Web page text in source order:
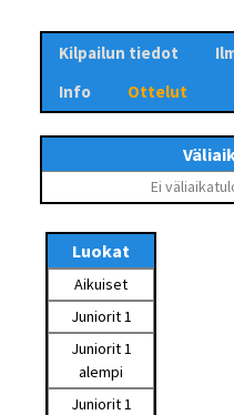
Kilpailun tiedot
Info
Ottelut
Ei
Luokat
Aikuiset
Juniorit 1
Juniorit 1
alempi
Juniorit 1